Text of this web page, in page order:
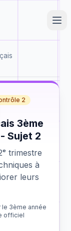
2
3ème
Sujet 2
trimestre
à
leurs
le 3ème année
officiel